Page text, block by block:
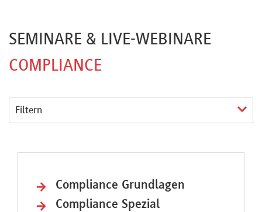
Webinare
Learnings
Referenten
Stunden
(§ 15)
Veranstaltungstyp
Veranstaltungsorte
Veranstaltungszeiten
SEMINARE & LIVE-WEBINARE
COMPLIANCE
Filtern
Compliance Grundlagen
Compliance Spezial